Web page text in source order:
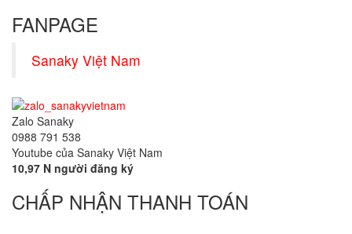
FANPAGE
Sanaky Việt Nam
Zalo Sanaky
0988 791 538
Youtube của Sanaky Việt Nam
10,97 N người đăng ký
CHẤP NHẬN THANH TOÁN